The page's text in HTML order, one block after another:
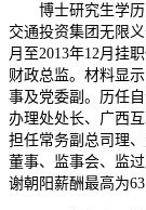
博士研究生学历
交通投资集团无限
月至2013年12月挂
财政总监。材料显
事及党委副。历任
办理处处长、广西
担任常务副总司理
董事、监事会、监
谢朝阳薪酬最高为